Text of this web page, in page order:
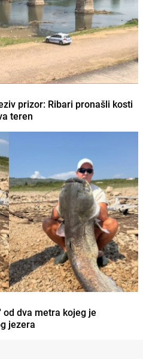
prizor: Ribari pronašli kosti
teren
dva metra kojeg je
jezera